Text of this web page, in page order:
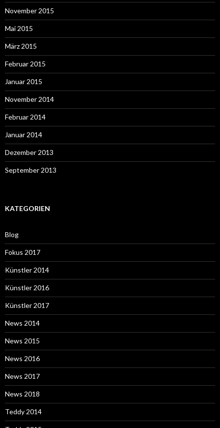
November 2015
Mai 2015
März 2015
Februar 2015
Januar 2015
November 2014
Februar 2014
Januar 2014
Dezember 2013
September 2013
KATEGORIEN
Blog
Fokus 2017
Künstler 2014
Künstler 2016
Künstler 2017
News 2014
News 2015
News 2016
News 2017
News 2018
Teddy 2014